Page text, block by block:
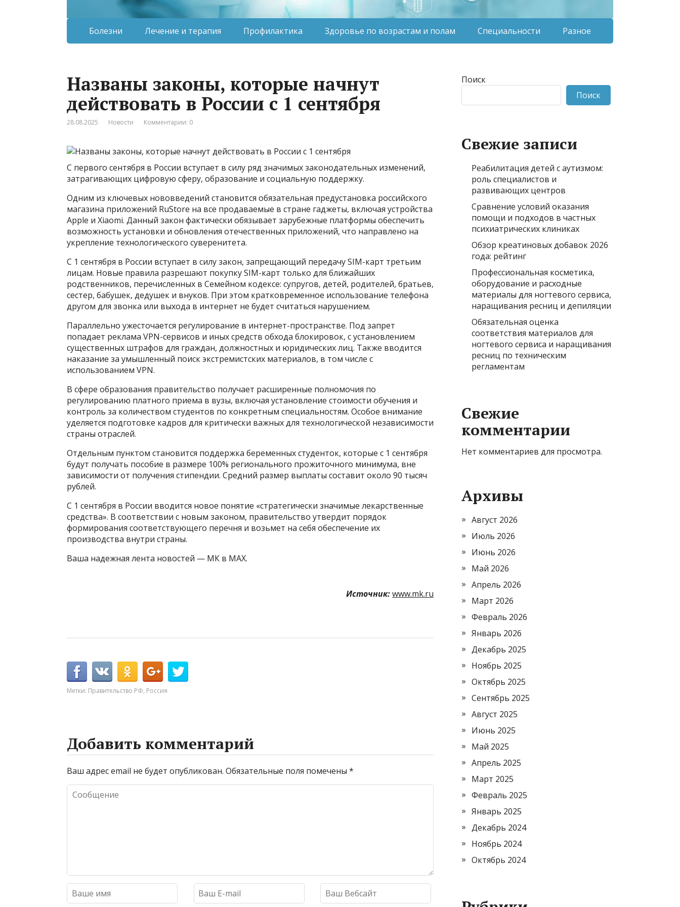
Болезни Лечение и терапия Профилактика Здоровье по возрастам и полам Специальности Разное
Названы законы, которые начнут
действовать в России с 1 сентября
28.08.2025 Новости Комментарии: 0
С первого сентября в России вступает в силу ряд значимых законодательных изменений,
затрагивающих цифровую сферу, образование и социальную поддержку.
Одним из ключевых нововведений становится обязательная предустановка российского
магазина приложений RuStore на все продаваемые в стране гаджеты, включая устройства
Apple и Xiaomi. Данный закон фактически обязывает зарубежные платформы обеспечить
возможность установки и обновления отечественных приложений, что направлено на
укрепление технологического суверенитета.
С 1 сентября в России вступает в силу закон, запрещающий передачу SIM-карт третьим
лицам. Новые правила разрешают покупку SIM-карт только для ближайших
родственников, перечисленных в Семейном кодексе: супругов, детей, родителей, братьев,
сестер, бабушек, дедушек и внуков. При этом кратковременное использование телефона
другом для звонка или выхода в интернет не будет считаться нарушением.
Параллельно ужесточается регулирование в интернет-пространстве. Под запрет
попадает реклама VPN-сервисов и иных средств обхода блокировок, с установлением
существенных штрафов для граждан, должностных и юридических лиц. Также вводится
наказание за умышленный поиск экстремистских материалов, в том числе с
использованием VPN.
В сфере образования правительство получает расширенные полномочия по
регулированию платного приема в вузы, включая установление стоимости обучения и
контроль за количеством студентов по конкретным специальностям. Особое внимание
уделяется подготовке кадров для критически важных для технологической независимости
страны отраслей.
Отдельным пунктом становится поддержка беременных студенток, которые с 1 сентября
будут получать пособие в размере 100% регионального прожиточного минимума, вне
зависимости от получения стипендии. Средний размер выплаты составит около 90 тысяч
рублей.
С 1 сентября в России вводится новое понятие «стратегически значимые лекарственные
средства». В соответствии с новым законом, правительство утвердит порядок
формирования соответствующего перечня и возьмет на себя обеспечение их
производства внутри страны.
Ваша надежная лента новостей — МК в MAX.
Источник:www.mk.ru
Метки: Правительство РФ, Россия
Добавить комментарий
Ваш адрес email не будет опубликован. Обязательные поля помечены *
Поиск
Поиск
Свежие записи
Реабилитация детей с аутизмом:
роль специалистов и
развивающих центров
Сравнение условий оказания
помощи и подходов в частных
психиатрических клиниках
Обзор креатиновых добавок 2026
года: рейтинг
Профессиональная косметика,
оборудование и расходные
материалы для ногтевого сервиса,
наращивания ресниц и депиляции
Обязательная оценка
соответствия материалов для
ногтевого сервиса и наращивания
ресниц по техническим
регламентам
Свежие
комментарии
Нет комментариев для просмотра.
Архивы
Август 2026
Июль 2026
Июнь 2026
Май 2026
Апрель 2026
Март 2026
Февраль 2026
Январь 2026
Декабрь 2025
Ноябрь 2025
Октябрь 2025
Сентябрь 2025
Август 2025
Июнь 2025
Май 2025
Апрель 2025
Март 2025
Февраль 2025
Январь 2025
Декабрь 2024
Ноябрь 2024
Октябрь 2024